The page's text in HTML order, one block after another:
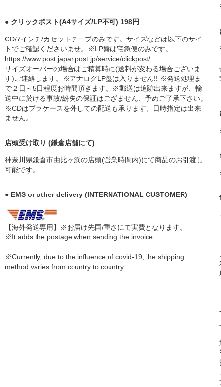
● クリックポスト(A4サイズ/LP不可) 198円
CD/7インチ/カセットテープのみです。サイズなどは以下のサイ
トでご確認くださいませ。※LP盤は宅急便のみです。
https://www.post.japanpost.jp/service/clickpost/
サイズオーバーの場合はご精算時に(送料が変わる場合ございま
す)ご連絡します。※アナログLP盤は入りません!! ※発送処理ま
で２日～5日程度お時間頂きます。※郵送は追跡出来ますが、輸
送中に於ける事故/紛失の保証はござません、予めご了承下さい。
※CDはプラケースを外しての配送も承ります。日時指定は出来
ません。
店頭受け取り (鎌倉店舗にて)
神奈川県鎌倉市由比ヶ浜の店頭(営業時間内)にて商品のお引渡し
可能です。
● EMS or other delivery (INTERNATIONAL CUSTOMER)
【海外発送専用】※お届け先国/重さにて実費となります。
※It adds the postage when sending the invoice.
※Currently, due to the influence of covid-19, the shipping
method varies from country to country.